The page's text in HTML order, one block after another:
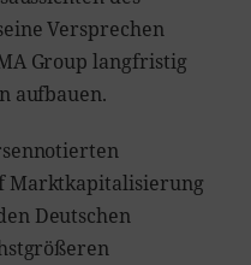
Versprechen
Group langfristig
aufbauen.
Marktkapitalisierung
Deutschen